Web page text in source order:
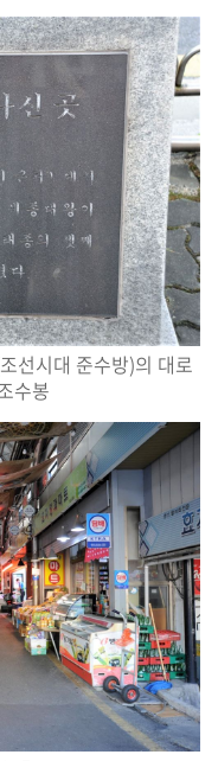
조선시대 준수방)의 대로
수봉